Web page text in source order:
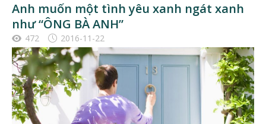
Anh muốn một tình yêu xanh ngát xanh
như “ÔNG BÀ ANH”
472 2016-11-22